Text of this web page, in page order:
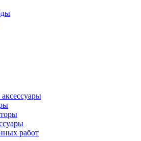
работ